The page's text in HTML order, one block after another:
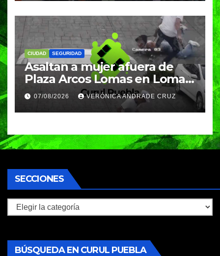
CIUDAD SEGURIDAD
Asaltan a mujer afuera de
Plaza Arcos Lomas en Lomas
de Angelópolis; delincuentes
huyeron en auto
07/08/2026 VERÓNICA ANDRADE CRUZ
SECCIONES
Secciones
BÚSQUEDA EN CURUL PUEBLA